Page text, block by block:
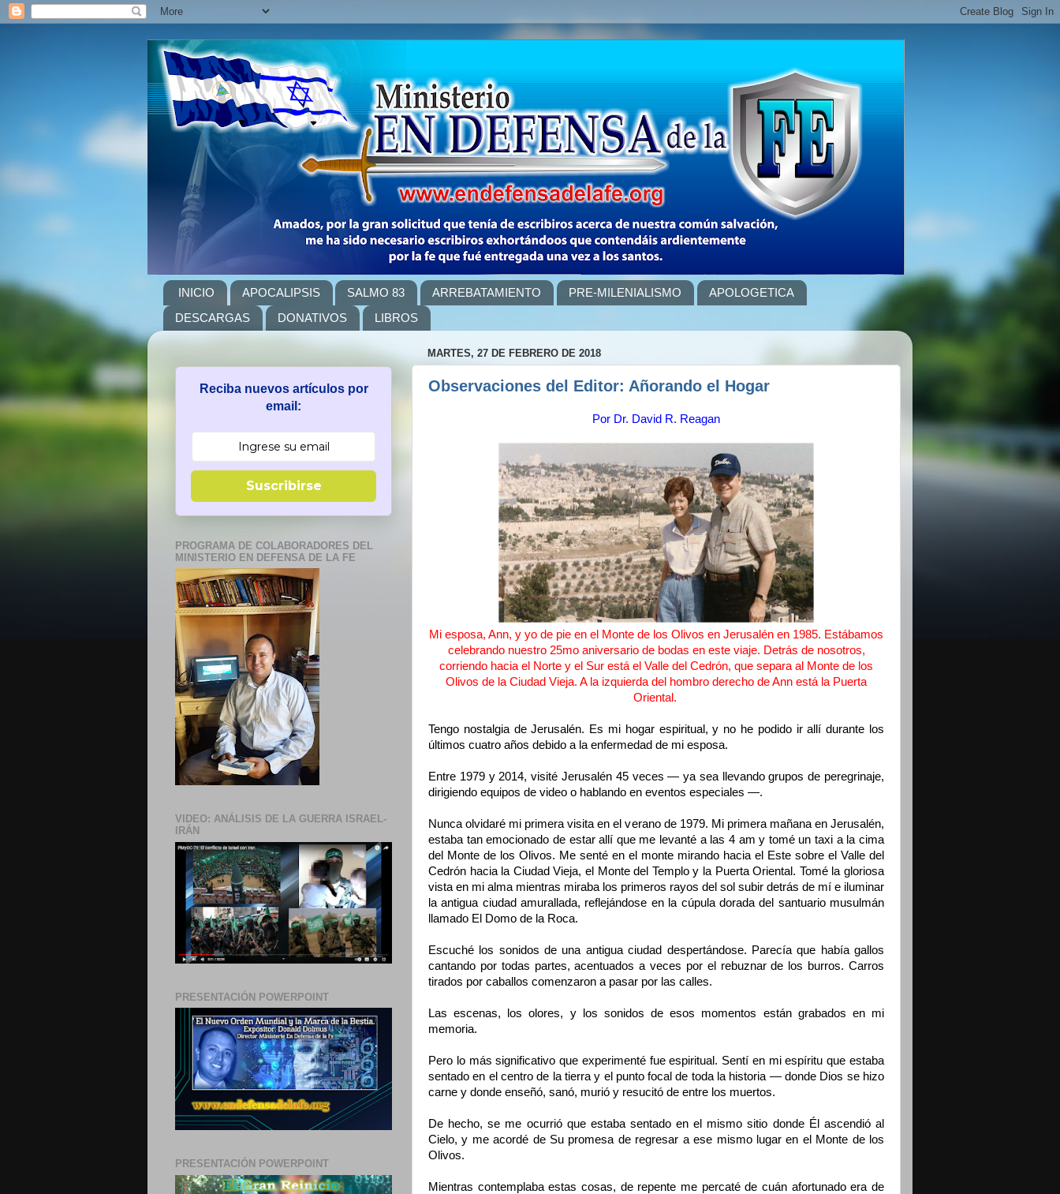
INICIO APOCALIPSIS SALMO 83 ARREBATAMIENTO PRE-MILENIALISMO
APOLOGETICA
DESCARGAS
DONATIVOS LIBROS
MARTES, 27 DE FEBRERO DE 2018
Observaciones del Editor: Añorando el Hogar
Por Dr. David R. Reagan
Mi esposa, Ann, y yo de pie en el Monte de los Olivos en Jerusalén en 1985. Estábamos
celebrando nuestro 25mo aniversario de bodas en este viaje. Detrás de nosotros,
corriendo hacia el Norte y el Sur está el Valle del Cedrón, que separa al Monte de los
Olivos de la Ciudad Vieja. A la izquierda del hombro derecho de Ann está la Puerta
Oriental.
Tengo nostalgia de Jerusalén. Es mi hogar espiritual, y no he podido ir allí durante los
últimos cuatro años debido a la enfermedad de mi esposa.
Entre 1979 y 2014, visité Jerusalén 45 veces — ya sea llevando grupos de peregrinaje,
dirigiendo equipos de video o hablando en eventos especiales —.
Nunca olvidaré mi primera visita en el verano de 1979. Mi primera mañana en Jerusalén,
estaba tan emocionado de estar allí que me levanté a las 4 am y tomé un taxi a la cima
del Monte de los Olivos. Me senté en el monte mirando hacia el Este sobre el Valle del
Cedrón hacia la Ciudad Vieja, el Monte del Templo y la Puerta Oriental. Tomé la gloriosa
vista en mi alma mientras miraba los primeros rayos del sol subir detrás de mí e iluminar
la antigua ciudad amurallada, reflejándose en la cúpula dorada del santuario musulmán
llamado El Domo de la Roca.
Escuché los sonidos de una antigua ciudad despertándose. Parecía que había gallos
cantando por todas partes, acentuados a veces por el rebuznar de los burros. Carros
tirados por caballos comenzaron a pasar por las calles.
Las escenas, los olores, y los sonidos de esos momentos están grabados en mi
memoria.
Pero lo más significativo que experimenté fue espiritual. Sentí en mi espíritu que estaba
sentado en el centro de la tierra y el punto focal de toda la historia — donde Dios se hizo
carne y donde enseñó, sanó, murió y resucitó de entre los muertos.
De hecho, se me ocurrió que estaba sentado en el mismo sitio donde Él ascendió al
Cielo, y me acordé de Su promesa de regresar a ese mismo lugar en el Monte de los
Olivos.
Mientras contemplaba estas cosas, de repente me percaté de cuán afortunado era de
Reciba nuevos artículos por
email:
Suscribirse
PROGRAMA DE COLABORADORES DEL
MINISTERIO EN DEFENSA DE LA FE
VIDEO: ANÁLISIS DE LA GUERRA ISRAEL-
IRÁN
PRESENTACIÓN POWERPOINT
PRESENTACIÓN POWERPOINT